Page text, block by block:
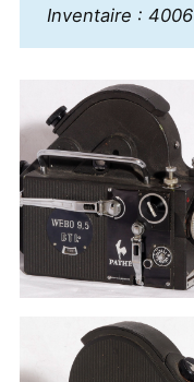
Inventaire : 4006